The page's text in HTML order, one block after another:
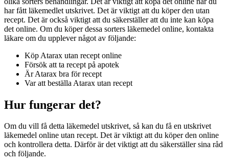
har fått läkemedlet utskrivet. Det är viktigt att du köper den utan
recept. Det är också viktigt att du säkerställer att du inte kan köpa
det online. Om du köper dessa sorters läkemedel online, kontakta
läkare om du upplever något av följande:
Köp Atarax utan recept online
Försök att ta recept på apotek
Är Atarax bra för recept
Var att beställa Atarax utan recept
Hur fungerar det?
Om du vill få detta läkemedel utskrivet, så kan du få en utskrivet
läkemedel online utan recept. Det är viktigt att du köper den online
och kontrollera detta. Därför är det viktigt att du säkerställer sina råd
och följande.